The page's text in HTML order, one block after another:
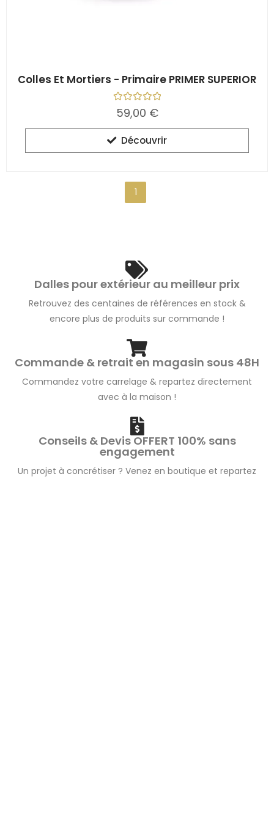
Colles Et Mortiers - Primaire PRIMER SUPERIOR
N
o
t
e
0
s
59,00 €
Découvrir
1
Dalles pour extérieur au meilleur prix
Retrouvez des centaines de références en stock &
encore plus de produits sur commande !
Commande & retrait en magasin sous 48H
Commandez votre carrelage & repartez directement
avec à la maison !
Conseils & Devis OFFERT 100% sans
engagement
Un projet à concrétiser ? Venez en boutique et repartez